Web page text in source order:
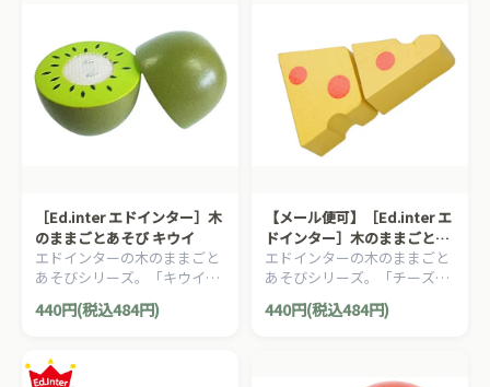
［Ed.inter エドインター］木
のままごとあそび キウイ
エドインターの木のままごと
あそびシリーズ。「キウイ」
440円(税込484円)
【メール便可】［Ed.inter エ
ドインター］木のままごとあ
そび チーズ
エドインターの木のままごと
あそびシリーズ。「チーズ」
440円(税込484円)